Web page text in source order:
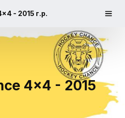
- 2015 г.р.
4x4 - 2015